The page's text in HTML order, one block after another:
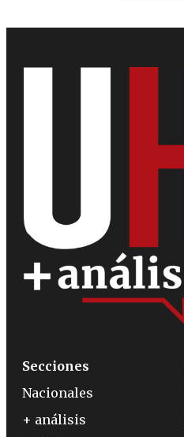
Secciones
Nacionales
+ análisis